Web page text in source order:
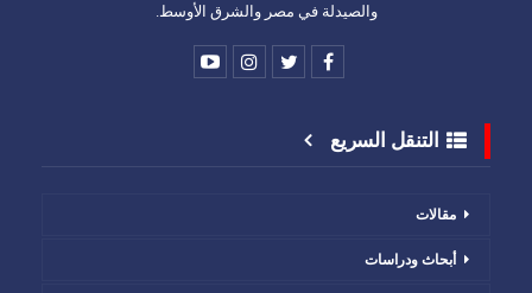
والصيدلة في مصر والشرق الأوسط.
التنقل السريع
مقالات
أبحاث ودراسات